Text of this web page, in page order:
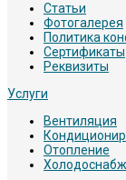
Статьи
Фотогалерея
Политика
Сертификаты
Реквизиты
Услуги
Вентиляция
Отопление